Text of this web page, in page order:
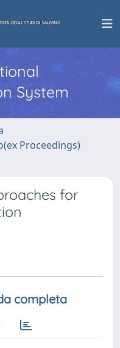
System
Proceedings)
for
completa